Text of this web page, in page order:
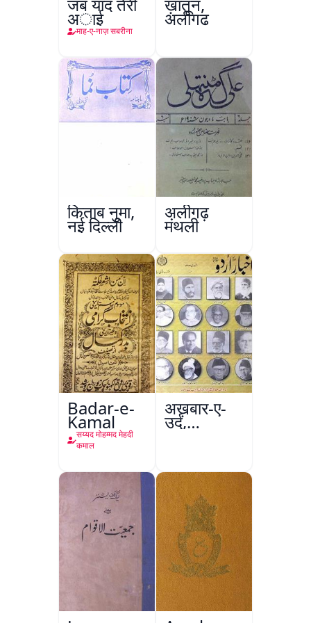
अाई
माह-ए-नाज़ सबरीना
अलीगढ़
किताब नुमा,
नई दिल्ली
अलीगढ़
मंथली
Badar-e-
Kamal
सय्यद मोहम्मद मेहदी
कमाल
अख़बार-ए-
उर्दू,
इस्लामाबाद